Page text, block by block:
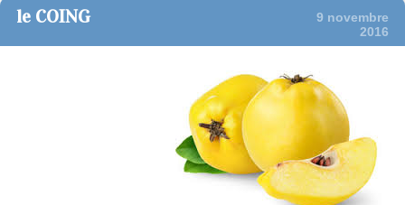
Skip to content
le COING
9 novembre
2016